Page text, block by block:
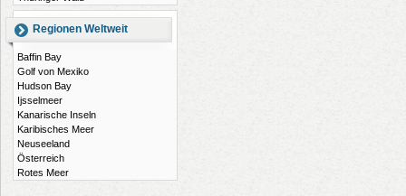
Regionen Weltweit
Baffin Bay
Golf von Mexiko
Hudson Bay
Ijsselmeer
Kanarische Inseln
Karibisches Meer
Neuseeland
Österreich
Rotes Meer